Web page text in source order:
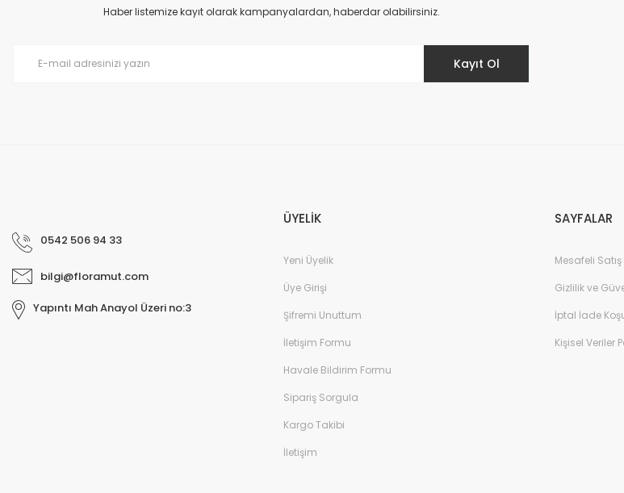
Ürün açıklamasında eksik bilgiler bulunuyor.
Haber listemize kayıt olarak kampanyalardan, haberdar olabilirsiniz.
Kayıt Ol
0542 506 94 33
bilgi@floramut.com
Yapıntı Mah Anayol Üzeri no:3
ÜYELİK
Yeni Üyelik
Üye Girişi
Şifremi Unuttum
İletişim Formu
Havale Bildirim Formu
Sipariş Sorgula
Kargo Takibi
İletişim
SAYFALAR
Mesafeli
Gizlilik ve
İptal İade
Kişisel Veriler